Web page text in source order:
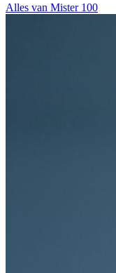
Alles van Mister 100